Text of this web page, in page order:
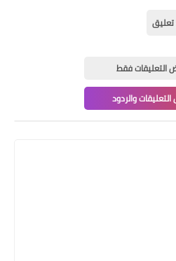
تعليق
التعليقات فقط
والردود